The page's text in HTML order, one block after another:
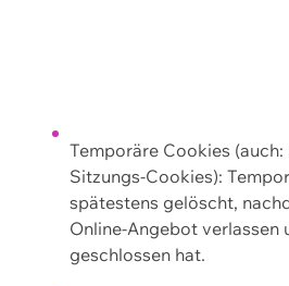
Temporäre Cookies
Sitzungs-Cookies):
spätestens gelöscht,
Online-Angebot verlassen
geschlossen hat.